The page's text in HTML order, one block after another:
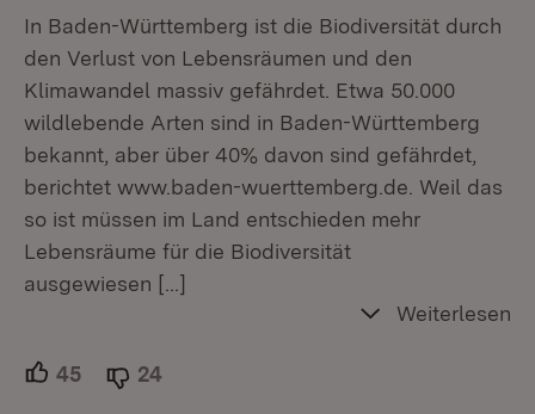
In Baden-Württemberg ist die Biodiversität durch
den Verlust von Lebensräumen und den
Klimawandel massiv gefährdet. Etwa 50.000
wildlebende Arten sind in Baden-Württemberg
bekannt, aber über 40% davon sind gefährdet,
berichtet www.baden-wuerttemberg.de. Weil das
so ist müssen im Land entschieden mehr
Lebensräume für die Biodiversität
ausgewiesen […]
Weiterlesen
45 Unterstützer.
24